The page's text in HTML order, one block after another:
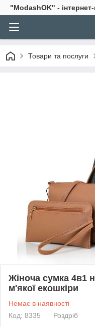
"ModashOK" -
Товари та послуги
Жіноча сумка 4в1
м'якої екошкіри
Немає в наявності
Код: 8335
Роздріб